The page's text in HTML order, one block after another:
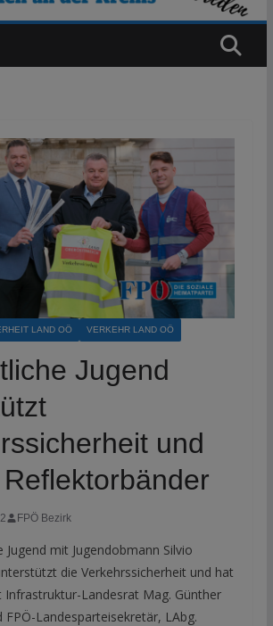
LAND OÖ VERKEHR LAND OÖ
Jugend
und
FPÖ Bezirk
Jugend mit Jugendobmann Silvio
die Verkehrssicherheit und hat
Infrastruktur-Landesrat Mag. Günther
FPÖ-Landesparteisekretär, LAbg.